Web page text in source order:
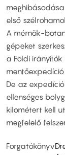
első
A mérnök-
gépeket
a Földi
De az
ellenséges
kilométert kell
megfelelő
Forgatókönyv